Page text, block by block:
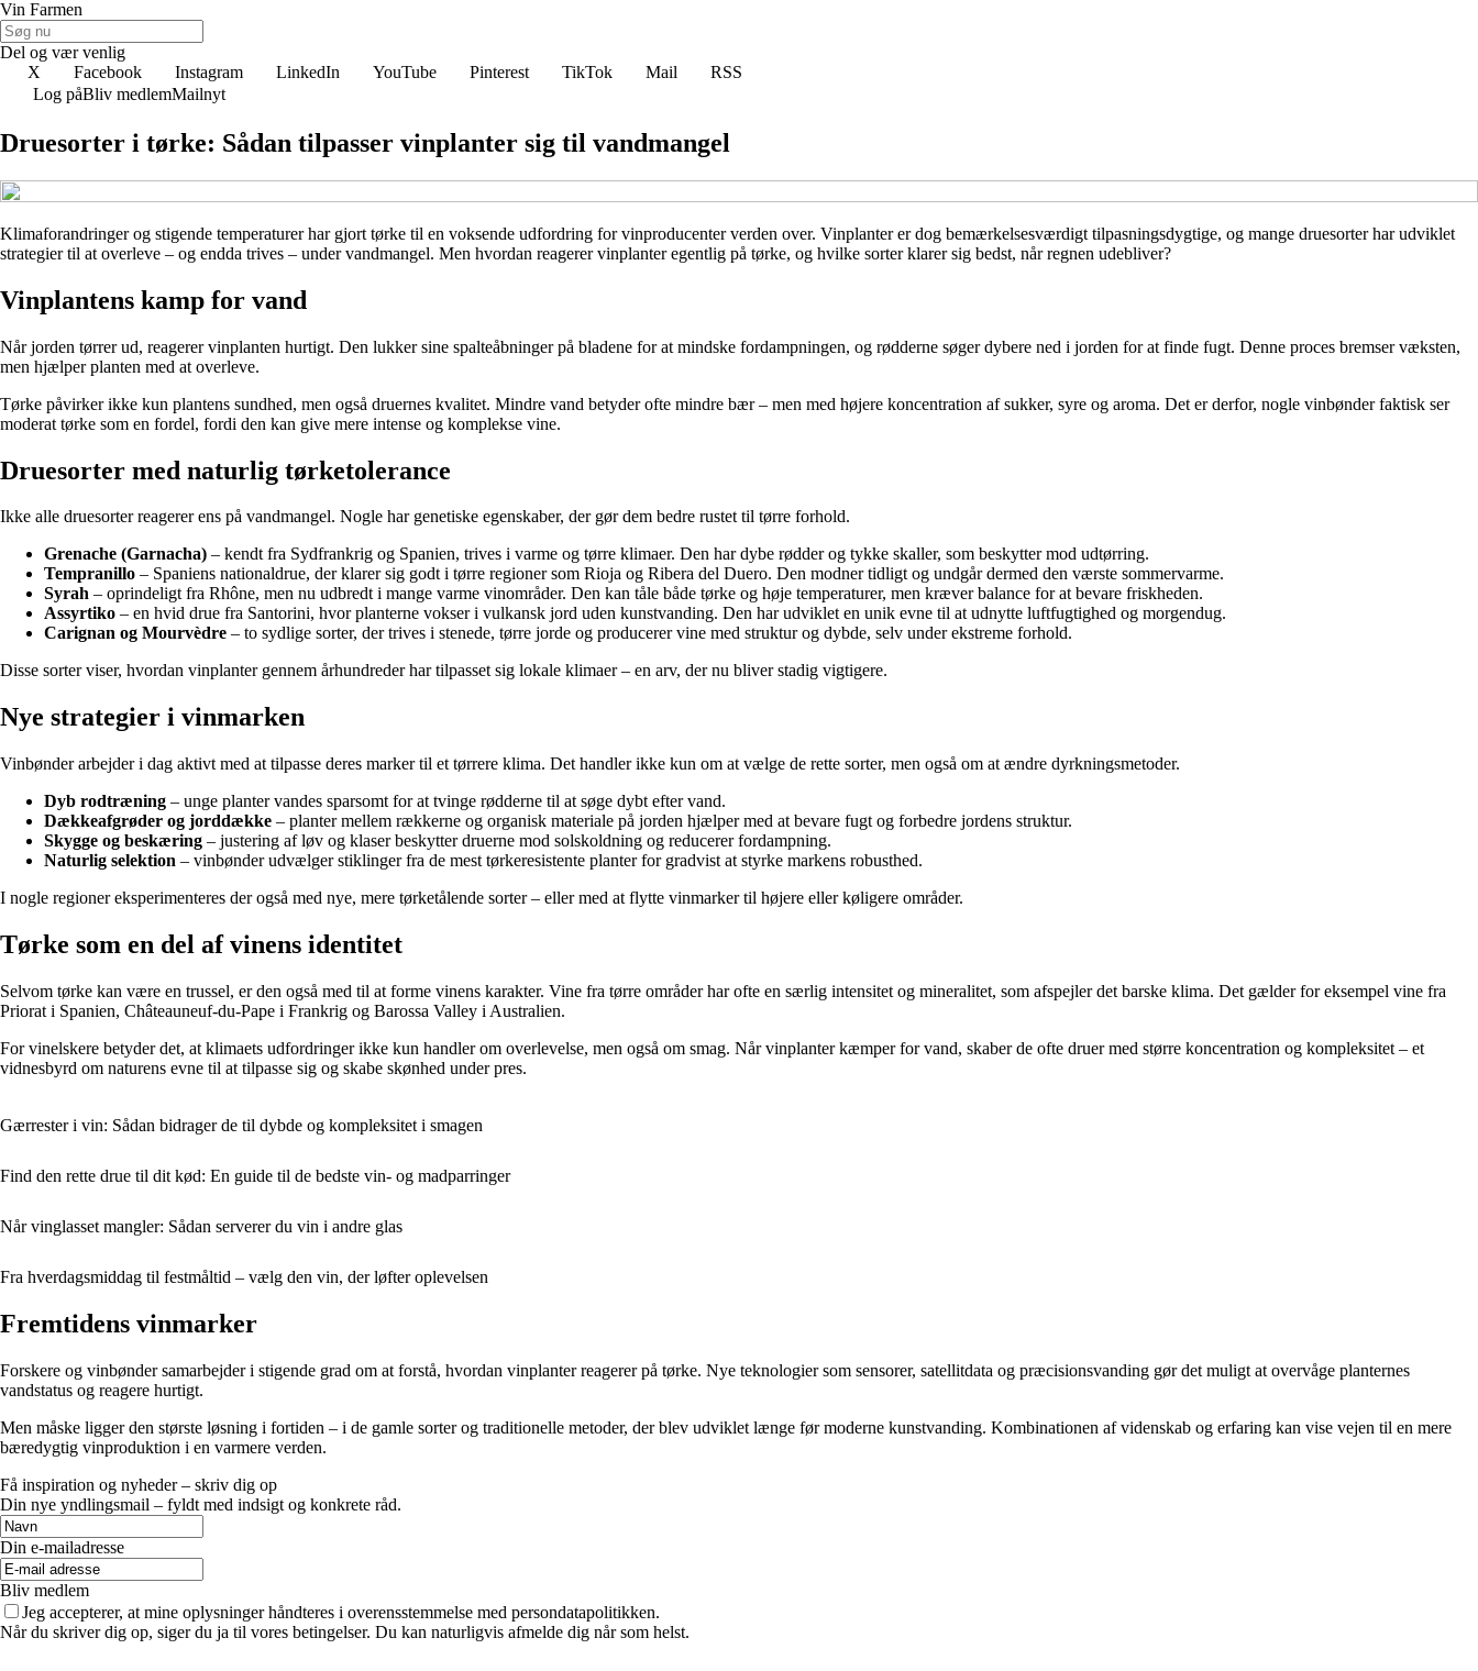
Vin Farmen
Del og vær venlig
X
Facebook Instagram LinkedIn YouTube Pinterest TikTok Mail
RSS
Log påBliv medlemMailnyt
Druesorter i tørke: Sådan tilpasser vinplanter sig til vandmangel
Klimaforandringer og stigende temperaturer har gjort tørke til en voksende udfordring for vinproducenter verden over. Vinplanter er dog bemærkelsesværdigt tilpasningsdygtige, og mange druesorter har udviklet
strategier til at overleve – og endda trives – under vandmangel. Men hvordan reagerer vinplanter egentlig på tørke, og hvilke sorter klarer sig bedst, når regnen udebliver?
Vinplantens kamp for vand
Når jorden tørrer ud, reagerer vinplanten hurtigt. Den lukker sine spalteåbninger på bladene for at mindske fordampningen, og rødderne søger dybere ned i jorden for at finde fugt. Denne proces bremser væksten,
men hjælper planten med at overleve.
Tørke påvirker ikke kun plantens sundhed, men også druernes kvalitet. Mindre vand betyder ofte mindre bær – men med højere koncentration af sukker, syre og aroma. Det er derfor, nogle vinbønder faktisk ser
moderat tørke som en fordel, fordi den kan give mere intense og komplekse vine.
Druesorter med naturlig tørketolerance
Ikke alle druesorter reagerer ens på vandmangel. Nogle har genetiske egenskaber, der gør dem bedre rustet til tørre forhold.
Grenache (Garnacha) – kendt fra Sydfrankrig og Spanien, trives i varme og tørre klimaer. Den har dybe rødder og tykke skaller, som beskytter mod udtørring.
Tempranillo – Spaniens nationaldrue, der klarer sig godt i tørre regioner som Rioja og Ribera del Duero. Den modner tidligt og undgår dermed den værste sommervarme.
Syrah – oprindeligt fra Rhône, men nu udbredt i mange varme vinområder. Den kan tåle både tørke og høje temperaturer, men kræver balance for at bevare friskheden.
Assyrtiko – en hvid drue fra Santorini, hvor planterne vokser i vulkansk jord uden kunstvanding. Den har udviklet en unik evne til at udnytte luftfugtighed og morgendug.
Carignan og Mourvèdre – to sydlige sorter, der trives i stenede, tørre jorde og producerer vine med struktur og dybde, selv under ekstreme forhold.
Disse sorter viser, hvordan vinplanter gennem århundreder har tilpasset sig lokale klimaer – en arv, der nu bliver stadig vigtigere.
Nye strategier i vinmarken
Vinbønder arbejder i dag aktivt med at tilpasse deres marker til et tørrere klima. Det handler ikke kun om at vælge de rette sorter, men også om at ændre dyrkningsmetoder.
Dyb rodtræning – unge planter vandes sparsomt for at tvinge rødderne til at søge dybt efter vand.
Dækkeafgrøder og jorddække – planter mellem rækkerne og organisk materiale på jorden hjælper med at bevare fugt og forbedre jordens struktur.
Skygge og beskæring – justering af løv og klaser beskytter druerne mod solskoldning og reducerer fordampning.
Naturlig selektion – vinbønder udvælger stiklinger fra de mest tørkeresistente planter for gradvist at styrke markens robusthed.
I nogle regioner eksperimenteres der også med nye, mere tørketålende sorter – eller med at flytte vinmarker til højere eller køligere områder.
Tørke som en del af vinens identitet
Selvom tørke kan være en trussel, er den også med til at forme vinens karakter. Vine fra tørre områder har ofte en særlig intensitet og mineralitet, som afspejler det barske klima. Det gælder for eksempel vine fra
Priorat i Spanien, Châteauneuf-du-Pape i Frankrig og Barossa Valley i Australien.
For vinelskere betyder det, at klimaets udfordringer ikke kun handler om overlevelse, men også om smag. Når vinplanter kæmper for vand, skaber de ofte druer med større koncentration og kompleksitet – et
vidnesbyrd om naturens evne til at tilpasse sig og skabe skønhed under pres.
Gærrester i vin: Sådan bidrager de til dybde og kompleksitet i smagen
Find den rette drue til dit kød: En guide til de bedste vin- og madparringer
Når vinglasset mangler: Sådan serverer du vin i andre glas
Fra hverdagsmiddag til festmåltid – vælg den vin, der løfter oplevelsen
Fremtidens vinmarker
Forskere og vinbønder samarbejder i stigende grad om at forstå, hvordan vinplanter reagerer på tørke. Nye teknologier som sensorer, satellitdata og præcisionsvanding gør det muligt at overvåge planternes
vandstatus og reagere hurtigt.
Men måske ligger den største løsning i fortiden – i de gamle sorter og traditionelle metoder, der blev udviklet længe før moderne kunstvanding. Kombinationen af videnskab og erfaring kan vise vejen til en mere
bæredygtig vinproduktion i en varmere verden.
Få inspiration og nyheder – skriv dig op
Din nye yndlingsmail – fyldt med indsigt og konkrete råd.
Din e-mailadresse
Bliv medlem
Jeg accepterer, at mine oplysninger håndteres i overensstemmelse med persondatapolitikken.
Når du skriver dig op, siger du ja til vores betingelser. Du kan naturligvis afmelde dig når som helst.